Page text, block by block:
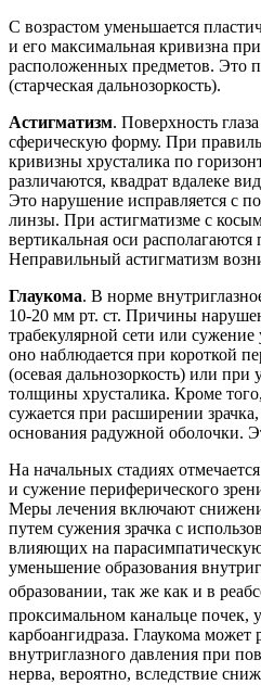
С возрастом уменьшается
и его максимальная кривизна
расположенных предметов. Это
(старческая дальнозоркость).
Астигматизм. Поверхность
сферическую форму. При
кривизны хрусталика по
различаются, квадрат вдалеке
Это нарушение исправляется с
линзы. При астигматизме с
вертикальная оси располагаются
Неправильный астигматизм
Глаукома. В норме
10-20 мм рт. ст. Причины
трабекулярной сети или сужение
оно наблюдается при короткой
(осевая дальнозоркость) или при
толщины хрусталика. Кроме
сужается при расширении
основания радужной оболочки.
На начальных стадиях
и сужение периферического
Меры лечения включают
путем сужения зрачка с
влияющих на
уменьшение образования
образовании, так же как и в
проксимальном канальце почек,
карбоангидраза. Глаукома может
внутриглазного давления при
нерва, вероятно, вследствие